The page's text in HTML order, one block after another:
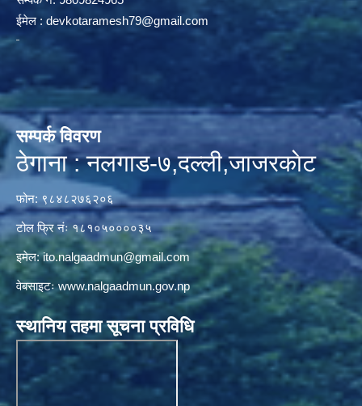
ईमेल : devkotaramesh79@gmail.com
सम्पर्क विवरण
ठेगाना : नलगाड-७,दल्ली,जाजरकाेट
फोन: ९८४८२७६२०६
टोल फ्रि नंः १८१०५००००३५
इमेल:ito.nalgaadmun@gmail.com
वेबसाइटःwww.nalgaadmun.gov.np
स्थानिय तहमा सूचना प्रविधि